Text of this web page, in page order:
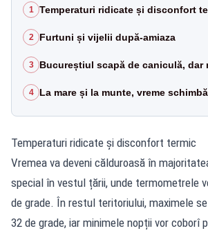
1 Temperaturi ridicate și disconfort
2 Furtuni și vijelii după-amiaza
3 Bucureștiul scapă de caniculă, dar
4 La mare și la munte, vreme
Temperaturi ridicate și disconfort termic
Vremea va deveni călduroasă în
special în vestul țării, unde termometrele
de grade. În restul teritoriului, maximele
32 de grade, iar minimele nopții vor coborî